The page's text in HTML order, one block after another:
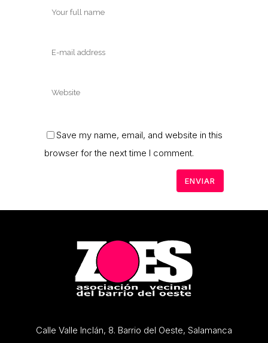
Save my name, email, and website in this
browser for the next time I comment.
Calle Valle Inclán, 8. Barrio del Oeste, Salamanca